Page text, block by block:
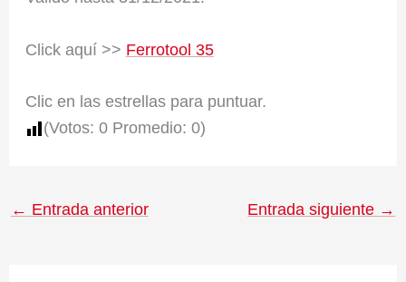
Click aquí >> Ferrotool 35
Clic en las estrellas para puntuar.
(Votos: 0Promedio: 0)
← Entrada anterior Entrada siguiente →